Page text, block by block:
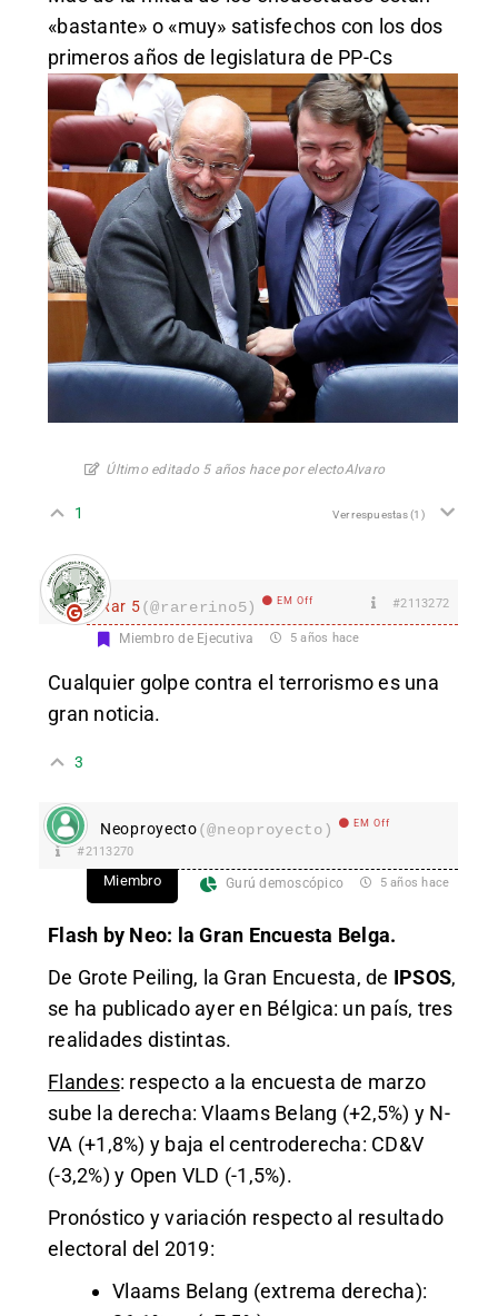
«bastante» o «muy» satisfechos con los dos
primeros años de legislatura de PP-Cs
Último editado 5 años hace por electoAlvaro
1 Ver respuestas(1)
Rar 5(@rarerino5) EM Off #2113272
Miembro de Ejecutiva 5 años hace
Cualquier golpe contra el terrorismo es una
gran noticia.
3
Neoproyecto(@neoproyecto) EM Off
#2113270
Miembro Gurú demoscópico 5 años hace
Flash by Neo: la Gran Encuesta Belga.
De Grote Peiling, la Gran Encuesta, de IPSOS,
se ha publicado ayer en Bélgica: un país, tres
realidades distintas.
Flandes: respecto a la encuesta de marzo
sube la derecha: Vlaams Belang (+2,5%) y N-
VA (+1,8%) y baja el centroderecha: CD&V
(-3,2%) y Open VLD (-1,5%).
Pronóstico y variación respecto al resultado
electoral del 2019:
Vlaams Belang (extrema derecha):